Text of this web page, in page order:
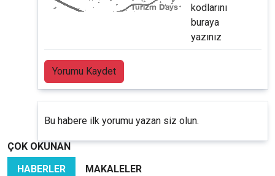
kodlarını
buraya
yazınız
Yorumu Kaydet
Bu habere ilk yorumu yazan siz olun.
ÇOK OKUNAN
HABERLER
MAKALELER